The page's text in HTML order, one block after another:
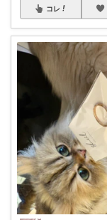
コレ